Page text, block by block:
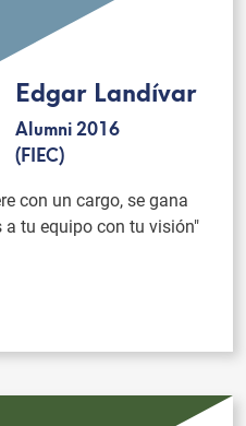
Edgar Landívar
Alumni 2016
(FIEC)
con un cargo, se gana
tu equipo con tu visión"